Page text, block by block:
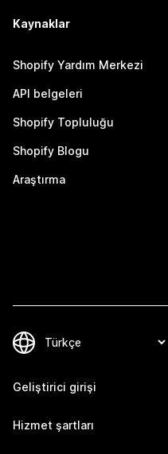
Kaynaklar
Shopify Yardım Merkezi
API belgeleri
Shopify Topluluğu
Shopify Blogu
Araştırma
Geliştirici girişi
Hizmet şartları